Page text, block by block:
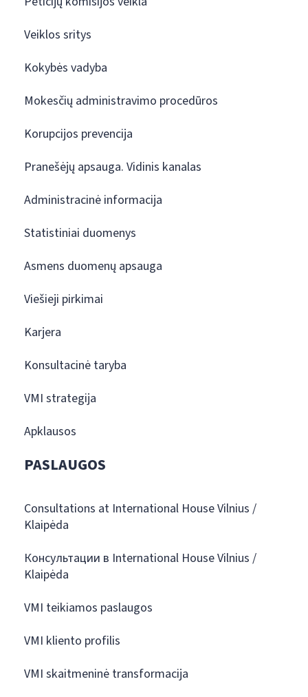
Veiklos sritys
Kokybės vadyba
Mokesčių administravimo procedūros
Korupcijos prevencija
Pranešėjų apsauga. Vidinis kanalas
Administracinė informacija
Statistiniai duomenys
Asmens duomenų apsauga
Viešieji pirkimai
Karjera
Konsultacinė taryba
VMI strategija
Apklausos
PASLAUGOS
Consultations at International House Vilnius /
Klaipėda
Консультации в International House Vilnius /
Klaipėda
VMI teikiamos paslaugos
VMI kliento profilis
VMI skaitmeninė transformacija